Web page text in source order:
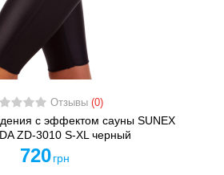
Отзывы (0)
с эффектом сауны SUNEX
ZD-3010 S-XL черный
720 грн